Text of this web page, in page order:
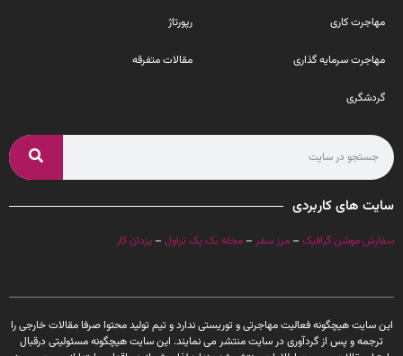
مهاجرت کاری
مهاجرت سرمایه گذاری
گردشگری
رپورتاژ
مقالات متفرقه
سایت های کاربردی
سفارش موشن گرافیک – مرز سفر – مجله بک پک تراول – یزدان کار
این سایت هیچگونه فعالیت مهاجرتی و توریستی ندارد و تیم تولید محتوا صرفا مقالات خارجی را
ترجمه و پس از گردآوری در سایت منتشر می نمایند. این سایت هیچگونه مسئولیتی درقبال